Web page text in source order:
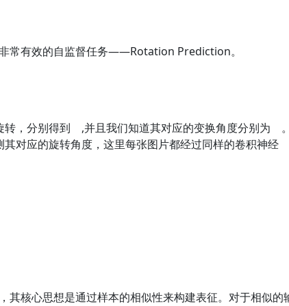
常有效的自监督任务——Rotation Prediction。
，分别得到 ,并且我们知道其对应的变换角度分别为
对应的旋转角度，这里每张图片都经过同样的卷积神经
其核心思想是通过样本的相似性来构建表征。对于相似的